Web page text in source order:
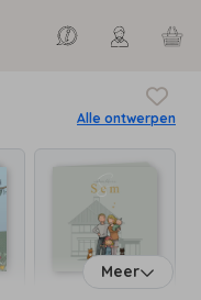
Alle ontwerpen
Meer